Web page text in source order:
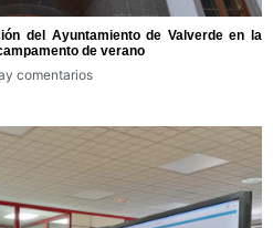
del Ayuntamiento de Valverde en la
de verano
comentarios